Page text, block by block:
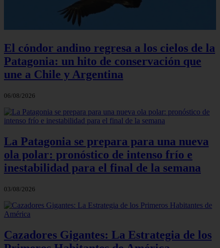
El cóndor andino regresa a los cielos de la
Patagonia: un hito de conservación que
une a Chile y Argentina
06/08/2026
La Patagonia se prepara para una nueva
ola polar: pronóstico de intenso frío e
inestabilidad para el final de la semana
03/08/2026
Cazadores Gigantes: La Estrategia de los